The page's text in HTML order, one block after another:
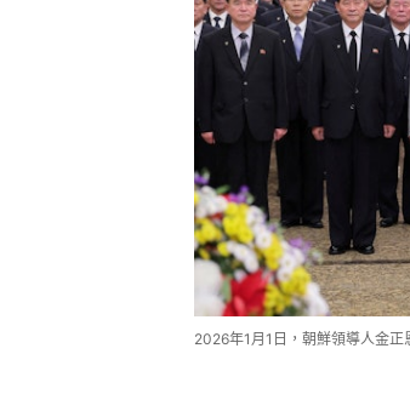
2026年1月1日，朝鮮領導人金